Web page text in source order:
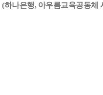
(하나은행, 아우름교육공동체